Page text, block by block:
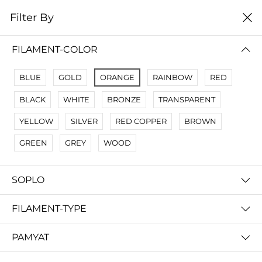
0
Dental Peach Harz Labs
запросить цену
Anycubic Dental Cast
Filter By
FILAMENT-COLOR
BLUE GOLD ORANGE RAINBOW RED
BLACK WHITE BRONZE TRANSPARENT
YELLOW SILVER RED COPPER BROWN
GREEN GREY WOOD
SOPLO
FILAMENT-TYPE
PAMYAT